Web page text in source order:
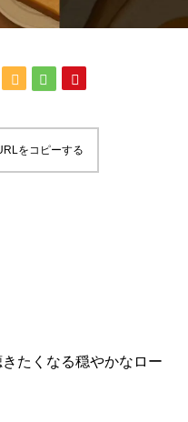
をコピーする
たくなる穏やかなロー